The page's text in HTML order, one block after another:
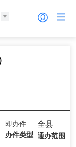
即办件
办件类型
全县
通办范围